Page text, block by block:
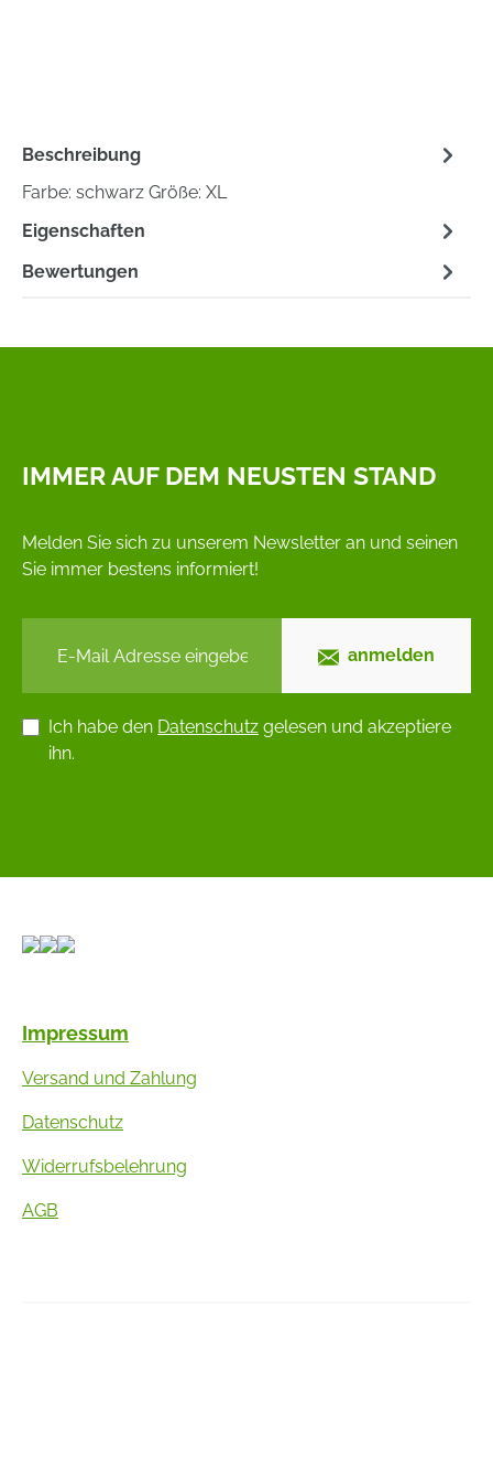
Beschreibung
Farbe: schwarz Größe: XL
Eigenschaften
Bewertungen
IMMER AUF DEM NEUSTEN STAND
Melden Sie sich zu unserem Newsletter an und seinen
Sie immer bestens informiert!
anmelden
Ich habe den Datenschutz gelesen und akzeptiere
ihn.
Impressum
Versand und Zahlung
Datenschutz
Widerrufsbelehrung
AGB